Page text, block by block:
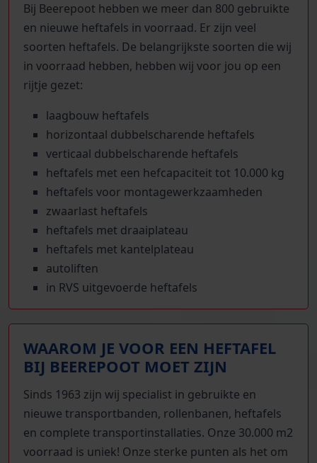
Bij Beerepoot hebben we meer dan 800 gebruikte
en nieuwe heftafels in voorraad. Er zijn veel
soorten heftafels. De belangrijkste soorten die wij
in voorraad hebben, hebben wij voor jou op een
rijtje gezet:
laagbouw heftafels
horizontaal dubbelscharende heftafels
verticaal dubbelscharende heftafels
heftafels met een hefcapaciteit tot 10.000 kg
heftafels voor montagewerkzaamheden
zwaarlast heftafels
heftafels met draaiplateau
heftafels met kantelplateau
autoliften
in RVS uitgevoerde heftafels
WAAROM JE VOOR EEN HEFTAFEL
BIJ BEEREPOOT MOET ZIJN
Sinds 1963 zijn wij specialist in gebruikte en
nieuwe transportbanden, rollenbanen, heftafels
en complete transportinstallaties. Onze 30.000 m2
voorraad is uniek! Onze sterke punten als het om